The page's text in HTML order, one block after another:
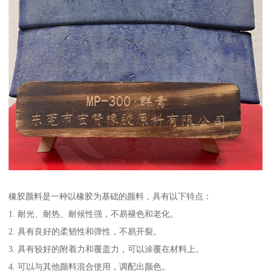
橡胶颜料是一种以橡胶为基础的颜料，具有以下特点：
1. 耐光、耐热、耐候性强，不易褪色和老化。
2. 具有良好的柔韧性和弹性，不易开裂。
3. 具有较好的附着力和覆盖力，可以涂覆在材料上。
4. 可以与其他颜料混合使用，调配出颜色。